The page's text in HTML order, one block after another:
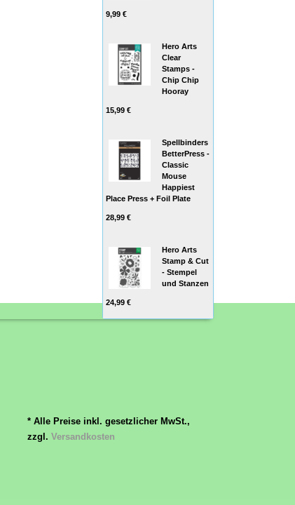
9,99 €
Hero Arts
Clear
Stamps -
Chip Chip
Hooray
15,99 €
Spellbinders
BetterPress -
Classic
Mouse
Happiest
Place Press + Foil Plate
28,99 €
Hero Arts
Stamp & Cut
- Stempel
und Stanzen
24,99 €
* Alle Preise inkl. gesetzlicher MwSt.,
zzgl. Versandkosten